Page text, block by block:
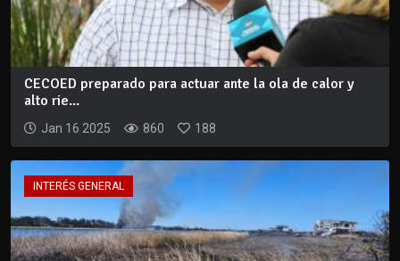
CECOED preparado para actuar ante la ola de calor y
alto rie...
Jan 16 2025 860 188
INTERÉS GENERAL